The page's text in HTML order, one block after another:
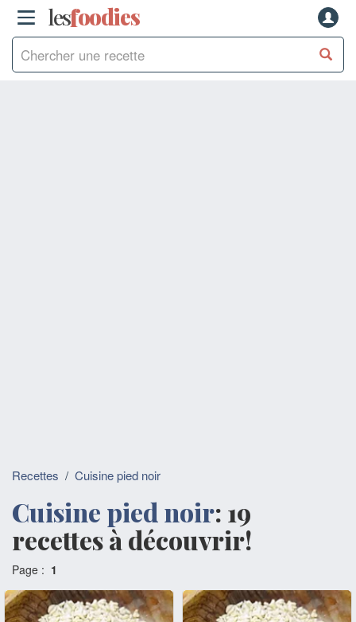
lesfoodies
Recettes / Cuisine pied noir
Cuisine pied noir: 19
recettes à découvrir!
Page : 1